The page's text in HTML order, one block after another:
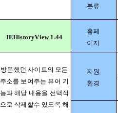
분류
IEHistoryView 1.44
홈페
이지
방문했던 사이트의 모든
주소를 보여주는 뷰어 기
능과 해당 내용을 선택적
으로 삭제할수 있도록 해
지원
환경